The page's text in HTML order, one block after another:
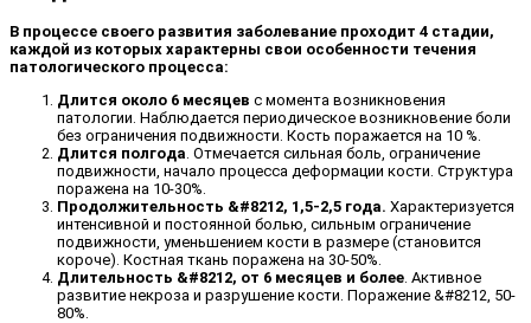
В процессе своего развития заболевание проходит 4 стадии,
каждой из которых характерны свои особенности течения
патологического процесса:
Длится около 6 месяцев с момента возникновения
патологии. Наблюдается периодическое возникновение боли
без ограничения подвижности. Кость поражается на 10 %.
Длится полгода . Отмечается сильная боль, ограничение
подвижности, начало процесса деформации кости. Структура
поражена на 10-30%.
Продолжительность &#8212, 1,5-2,5 года. Характеризуется
интенсивной и постоянной болью, сильным ограничение
подвижности, уменьшением кости в размере (становится
короче). Костная ткань поражена на 30-50%.
Длительность &#8212, от 6 месяцев и более . Активное
развитие некроза и разрушение кости. Поражение &#8212, 50-
80%.